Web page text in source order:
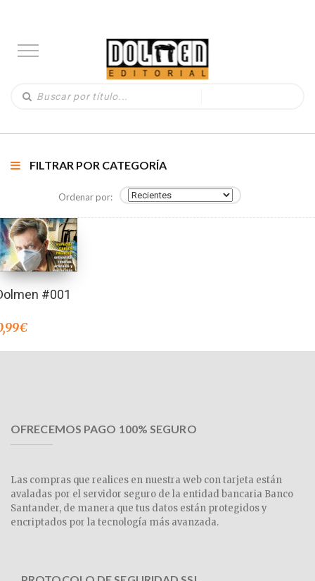
FILTRAR POR CATEGORÍA
Ordenar por:
#001
€
OFRECEMOS PAGO 100% SEGURO
Las compras que realices en nuestra web con tarjeta están
avaladas por el servidor seguro de la entidad bancaria Banco
Santander, de manera que tus datos están protegidos y
encriptados por la tecnología más avanzada.